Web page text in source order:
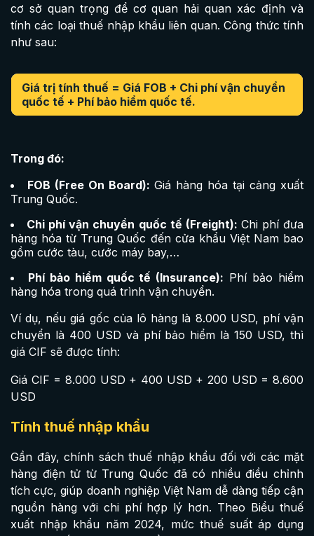
cơ sở quan trọng để cơ quan hải quan xác định và
tính các loại thuế nhập khẩu liên quan. Công thức tính
như sau:
Giá trị tính thuế = Giá FOB + Chi phí vận chuyển
quốc tế + Phí bảo hiểm quốc tế.
Trong đó:
FOB (Free On Board): Giá hàng hóa tại cảng xuất
Trung Quốc.
Chi phí vận chuyển quốc tế (Freight): Chi phí đưa
hàng hóa từ Trung Quốc đến cửa khẩu Việt Nam bao
gồm cước tàu, cước máy bay,…
Phí bảo hiểm quốc tế (Insurance): Phí bảo hiểm
hàng hóa trong quá trình vận chuyển.
Ví dụ, nếu giá gốc của lô hàng là 8.000 USD, phí vận
chuyển là 400 USD và phí bảo hiểm là 150 USD, thì
giá CIF sẽ được tính:
Giá CIF = 8.000 USD + 400 USD + 200 USD = 8.600
USD
Tính thuế nhập khẩu
Gần đây, chính sách thuế nhập khẩu đối với các mặt
hàng điện tử từ Trung Quốc đã có nhiều điều chỉnh
tích cực, giúp doanh nghiệp Việt Nam dễ dàng tiếp cận
nguồn hàng với chi phí hợp lý hơn. Theo Biểu thuế
xuất nhập khẩu năm 2024, mức thuế suất áp dụng